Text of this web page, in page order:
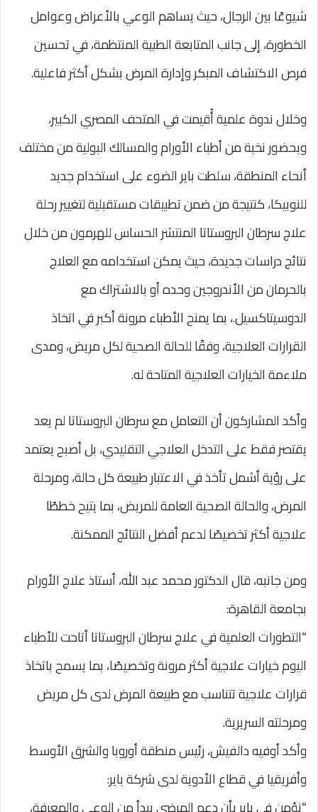
شيوعًا بين الرجال، حيث يساهم الوعي بالأعراض وعوامل
الخطورة، إلى جانب المتابعة الطبية المنتظمة، في تحسين
فرص الاكتشاف المبكر وإدارة المرض بشكل أكثر فاعلية.
وخلال ندوة علمية أُقيمت في المتحف المصري الكبير،
وبحضور نخبة من أطباء الأورام والمسالك البولية من مختلف
أنحاء المنطقة، سلطت باير الضوء على استخدام جديد
للنوبيكا، كنتيجة من ضمن تطبيقات مستقبلية لتغيير رحلة
علاج سرطان البروستاتا المنتشر الحساس للهرمون من خلال
نتائج دراسات جديدة، حيث يمكن استخدامه مع العلاج
بالحرمان من الأندروجين وحده أو بالاشتراك مع
الدوسيتاكسيل.، بما يمنح الأطباء مرونة أكبر في اتخاذ
القرارات العلاجية، وفقًا للحالة الصحية لكل مريض، ومدى
ملاءمة الخيارات العلاجية المتاحة له.
وأكد المشاركون أن التعامل مع سرطان البروستاتا لم يعد
يقتصر فقط على التدخل العلاجي التقليدي، بل أصبح يعتمد
على رؤية أشمل تأخذ في الاعتبار طبيعة كل حالة، ومرحلة
المرض، والحالة الصحية العامة للمريض، بما يتيح خططًا
علاجية أكثر تخصيصًا لدعم أفضل النتائج الممكنة.
ومن جانبه، قال الدكتور محمد عبد الله، أستاذ علاج الأورام
بجامعة القاهرة:
“التطورات العلمية في علاج سرطان البروستاتا أتاحت للأطباء
اليوم خيارات علاجية أكثر مرونة وتخصيصًا، بما يسمح باتخاذ
قرارات علاجية تتناسب مع طبيعة المرض لدى كل مريض
ومرحلته السريرية.
وأكد أوفيه دالفيش، رئيس منطقة أوروبا والشرق الأوسط
وأفريقيا في قطاع الأدوية لدى شركة باير:
“نؤمن في باير بأن دعم المرضى يبدأ من الوعي والمعرفة،